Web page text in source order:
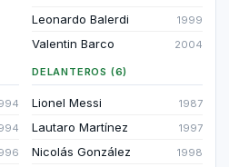
Leonardo Balerdi 1999
Valentin Barco 2004
DELANTEROS (6)
Lionel Messi 1987
Lautaro Martínez 1997
Nicolás González 1998